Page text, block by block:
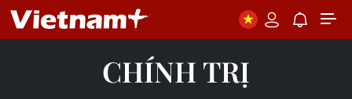
CHÍNH TRỊ